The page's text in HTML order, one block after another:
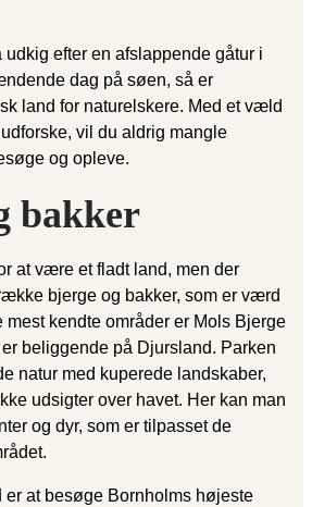
udkig efter en afslappende gåtur i
dag på søen, så er
land for naturelskere. Med et væld
vil du aldrig mangle
og opleve.
bakker
at være et fladt land, men der
bjerge og bakker, som er værd
mest kendte områder er Mols Bjerge
beliggende på Djursland. Parken
natur med kuperede landskaber,
udsigter over havet. Her kan man
og dyr, som er tilpasset de
er at besøge Bornholms højeste